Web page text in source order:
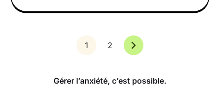
1 2
Gérer l’anxiété, c’est possible.